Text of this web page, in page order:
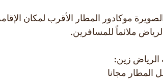
ملائماً للمسافرين.
الرياض زين:
المطار مجانا